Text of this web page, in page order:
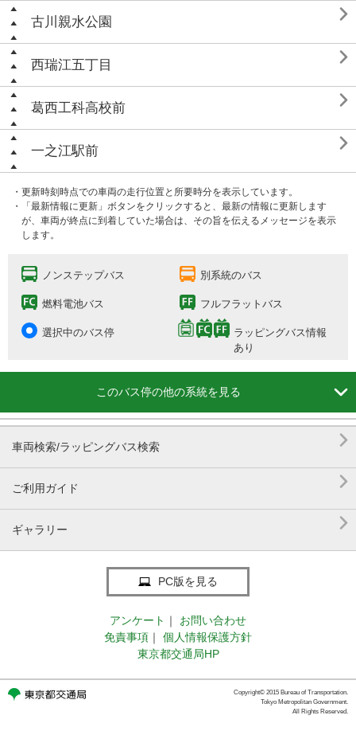
古川親水公園 
西瑞江五丁目 
葛西工科高校前 
一之江駅前 
・更新時刻時点での車両の走行位置と所要時分を表示しています。
・「最新情報に更新」ボタンをクリックすると、最新の情報に更新します
が、車両が終点に到着していた場合は、その旨を伝えるメッセージを表示
します。
ノンステップバス 別系統のバス
燃料電池バス フルフラットバス
選択中のバス停
ラッピングバス情報
あり
このバス停の他の系統を見る 
車両検索/ラッピングバス検索 
ご利用ガイド 
ギャラリー 
PC版を見る
アンケート ｜
お問い合わせ
免責事項 ｜
個人情報保護方針
東京都交通局HP
Copyright© 2015 Bureau of Transportation.
Tokyo Metropolitan Government.
All Rights Reserved.